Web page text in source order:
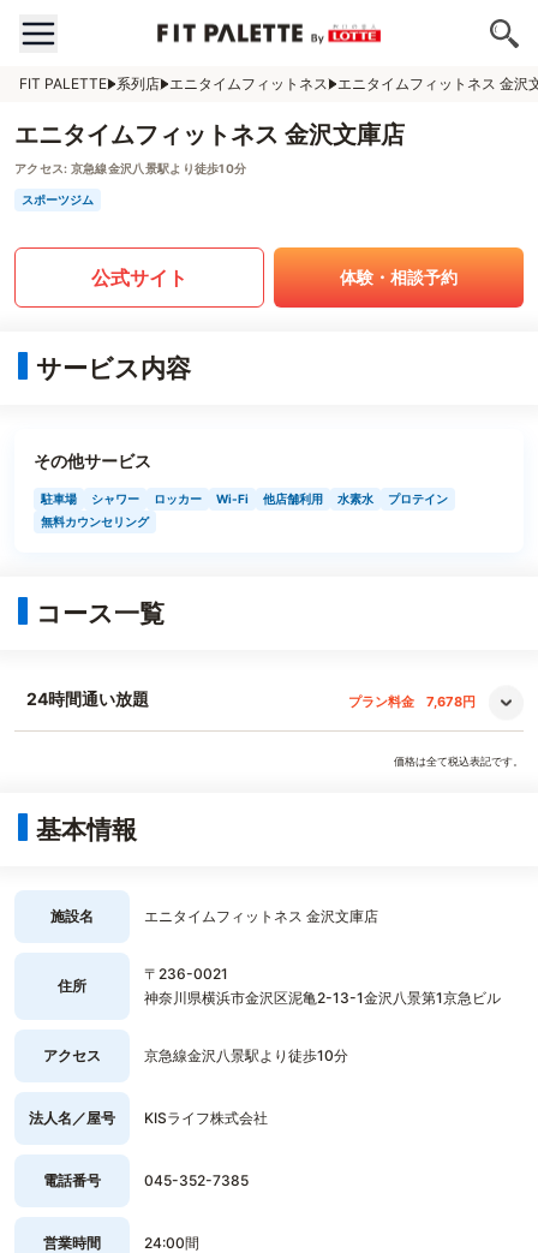
FIT PALETTE 系列店 エニタイムフィットネス エニタイムフィットネス 金沢
エニタイムフィットネス 金沢文庫店
アクセス: 京急線金沢八景駅より徒歩10分
スポーツジム
公式サイト 体験・相談予約
サービス内容
その他サービス
駐車場 シャワー ロッカー Wi-Fi 他店舗利用 水素水
プロテイン
無料カウンセリング
コース一覧
24時間通い放題 プラン料金 7,678円
価格は全て税込表記です。
基本情報
施設名 エニタイムフィットネス 金沢文庫店
住所
〒236-0021
神奈川県横浜市金沢区泥亀2-13-1金沢八景第1京急ビル
アクセス 京急線金沢八景駅より徒歩10分
法人名／屋号 KISライフ株式会社
電話番号 045-352-7385
営業時間 24:00間